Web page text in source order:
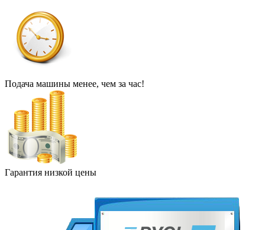
Подача машины менее, чем за час!
Гарантия низкой цены